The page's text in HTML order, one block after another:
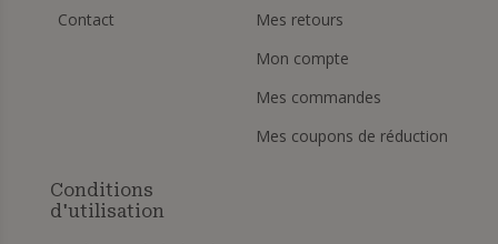
Contact
Mes retours
Mon compte
Mes commandes
Mes coupons de réduction
Conditions
d'utilisation